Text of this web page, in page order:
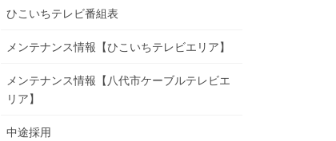
ひこいちテレビ番組表
メンテナンス情報【ひこいちテレビエリア】
メンテナンス情報【八代市ケーブルテレビエ
リア】
中途採用